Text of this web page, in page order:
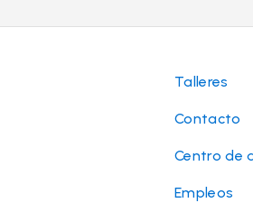
Talleres
Contacto
Centro de
Empleos